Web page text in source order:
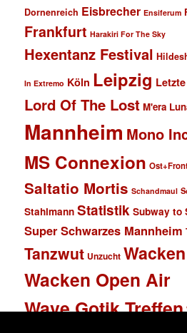
Dornenreich Eisbrecher Ensiferum
Frankfurt Harakiri For The Sky
Hexentanz Festival
In Extremo Köln Leipzig
Lord Of The Lost M'era
Mannheim Mono
MS Connexion
Saltatio Mortis Schandmaul
Stahlmann Statistik Subway to
Super Schwarzes Mannheim
Tanzwut Unzucht Wacken
Wacken Open Air
Wave Gotik Treffen